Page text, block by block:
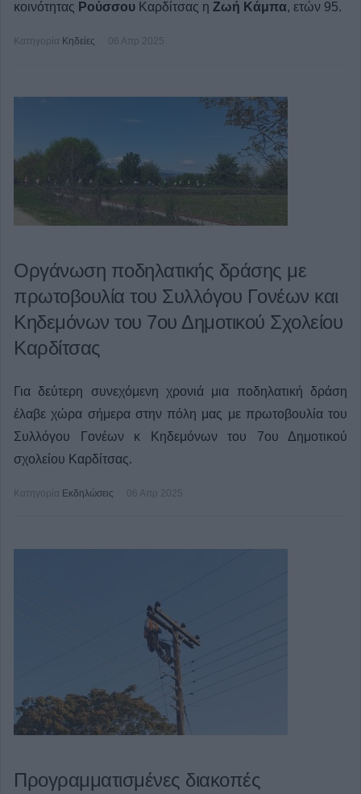
κοινότητας Ρούσσου Καρδίτσας η Ζωή Κάμπα, ετών 95.
Κατηγορία Κηδείες 06 Απρ 2025
Οργάνωση ποδηλατικής δράσης με
πρωτοβουλία του Συλλόγου Γονέων και
Κηδεμόνων του 7ου Δημοτικού Σχολείου
Καρδίτσας
Για δεύτερη συνεχόμενη χρονιά μια ποδηλατική δράση
έλαβε χώρα σήμερα στην πόλη μας με πρωτοβουλία του
Συλλόγου Γονέων κ Κηδεμόνων του 7ου Δημοτικού
σχολείου Καρδίτσας.
Κατηγορία Εκδηλώσεις 06 Απρ 2025
Προγραμματισμένες διακοπές